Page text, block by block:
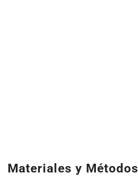
Materiales y Métodos